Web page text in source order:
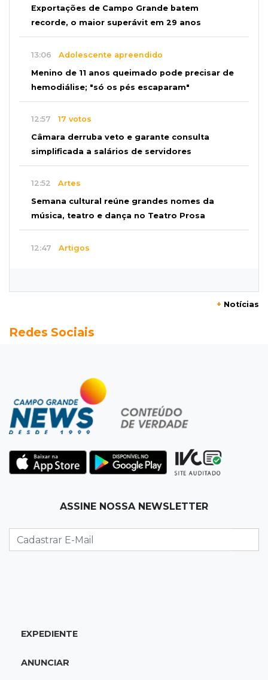
Exportações de Campo Grande batem
recorde, o maior superávit em 29 anos
13:06 Adolescente apreendido
Menino de 11 anos queimado pode precisar de
hemodiálise; "só os pés escaparam"
12:57 17 votos
Câmara derruba veto e garante consulta
simplificada a salários de servidores
12:52 Artes
Semana cultural reúne grandes nomes da
música, teatro e dança no Teatro Prosa
12:47 Artigos
amazona de MS quer chegar ao Texas
Empresário investigado em 2023 volta a ser
alvo por R$ 100 milhões em contratos
12:26Clima
chegada de ciclone
Ovos de arara-azul marcam início da
Engenheiro do Pantanal: tatu-canastra pode
+ Notícias
Redes Sociais
ASSINE NOSSA NEWSLETTER
EXPEDIENTE
ANUNCIAR